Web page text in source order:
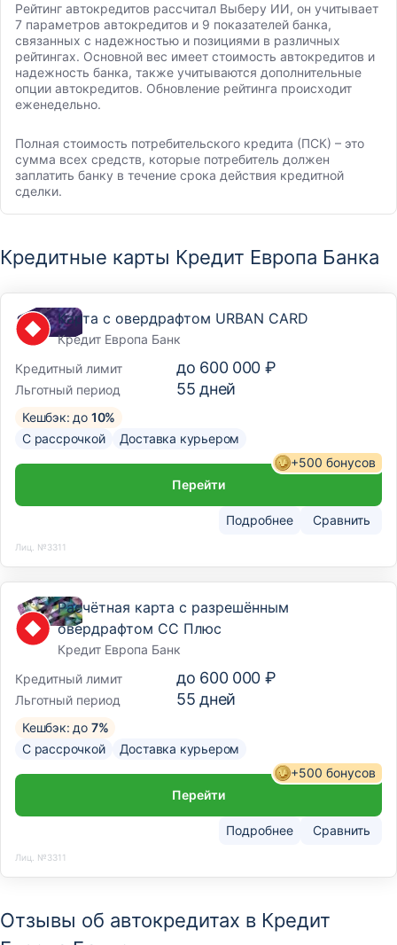
Рейтинг автокредитов рассчитал Выберу ИИ, он учитывает
7 параметров автокредитов и 9 показателей банка,
связанных с надежностью и позициями в различных
рейтингах. Основной вес имеет стоимость автокредитов и
надежность банка, также учитываются дополнительные
опции автокредитов. Обновление рейтинга происходит
еженедельно.
Полная стоимость потребительского кредита (ПСК) – это
сумма всех средств, которые потребитель должен
заплатить банку в течение срока действия кредитной
сделки.
Кредитные карты Кредит Европа Банка
Карта с овердрафтом URBAN CARD
Кредит Европа Банк
Кредитный лимит
до 600 000 ₽
Льготный период 55 дней
Кешбэк: до 10%
С рассрочкой
Доставка курьером
Подробнее Сравнить
+500 бонусов
Перейти
Лиц. №3311
Расчётная карта с разрешённым
овердрафтом CC Плюс
Кредит Европа Банк
Кредитный лимит
до 600 000 ₽
Льготный период 55 дней
Кешбэк: до 7%
С рассрочкой
Доставка курьером
Подробнее Сравнить
+500 бонусов
Перейти
Лиц. №3311
Отзывы об автокредитах в Кредит